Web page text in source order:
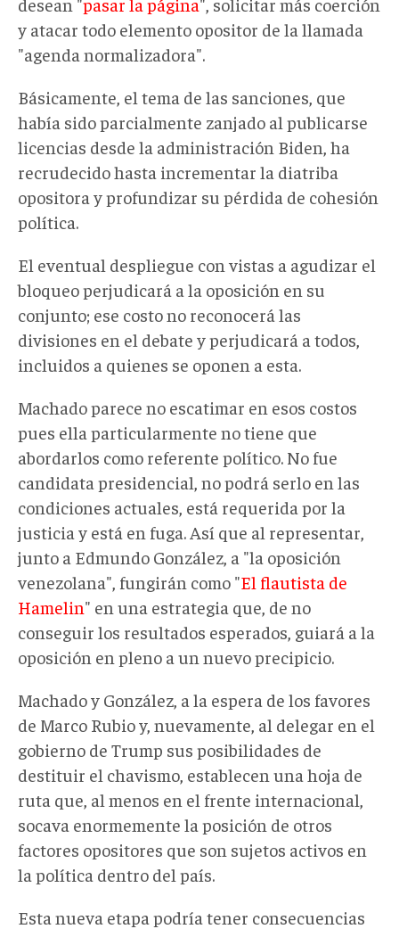
y atacar todo elemento opositor de la llamada
"agenda normalizadora".
Básicamente, el tema de las sanciones, que
había sido parcialmente zanjado al publicarse
licencias desde la administración Biden, ha
recrudecido hasta incrementar la diatriba
opositora y profundizar su pérdida de cohesión
política.
El eventual despliegue con vistas a agudizar el
bloqueo perjudicará a la oposición en su
conjunto; ese costo no reconocerá las
divisiones en el debate y perjudicará a todos,
incluidos a quienes se oponen a esta.
Machado parece no escatimar en esos costos
pues ella particularmente no tiene que
abordarlos como referente político. No fue
candidata presidencial, no podrá serlo en las
condiciones actuales, está requerida por la
justicia y está en fuga. Así que al representar,
junto a Edmundo González, a "la oposición
venezolana", fungirán como "El flautista de
Hamelin" en una estrategia que, de no
conseguir los resultados esperados, guiará a la
oposición en pleno a un nuevo precipicio.
Machado y González, a la espera de los favores
de Marco Rubio y, nuevamente, al delegar en el
gobierno de Trump sus posibilidades de
destituir el chavismo, establecen una hoja de
ruta que, al menos en el frente internacional,
socava enormemente la posición de otros
factores opositores que son sujetos activos en
la política dentro del país.
Esta nueva etapa podría tener consecuencias